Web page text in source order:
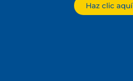
Haz clic aquí